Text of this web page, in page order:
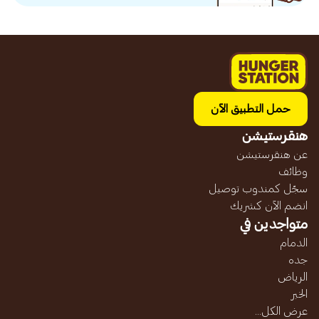
حمل التطبيق الآن
هنقرستيشن
عن هنقرستيشن
وظائف
سجّل كمندوب توصيل
انضم الآن كشريك
متواجدين في
الدمام
جده
الرياض
الخبر
عرض الكل...